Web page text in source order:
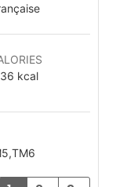
kcal